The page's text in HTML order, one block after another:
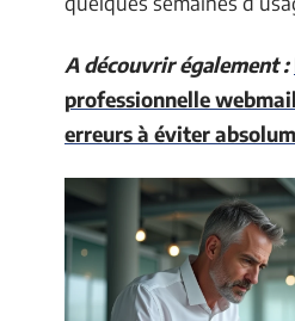
A découvrir également :
professionnelle
erreurs à éviter